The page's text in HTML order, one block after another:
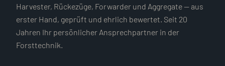
Harvester, Rückezüge, Forwarder und Aggregate — aus
erster Hand, geprüft und ehrlich bewertet. Seit 20
Jahren Ihr persönlicher Ansprechpartner in der
Forsttechnik.